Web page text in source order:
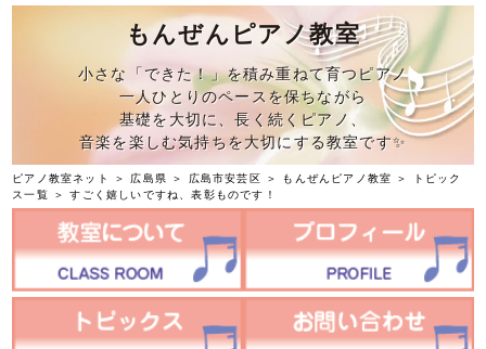
もんぜんピアノ教室
小さな「できた！」を積み重ねて育つピアノ
一人ひとりのペースを保ちながら
基礎を大切に、長く続くピアノ、
音楽を楽しむ気持ちを大切にする教室です✨
ピアノ教室ネット ＞ 広島県 ＞ 広島市安芸区 ＞ もんぜんピアノ教室 ＞
トピック
ス一覧 ＞ すごく嬉しいですね、表彰ものです！